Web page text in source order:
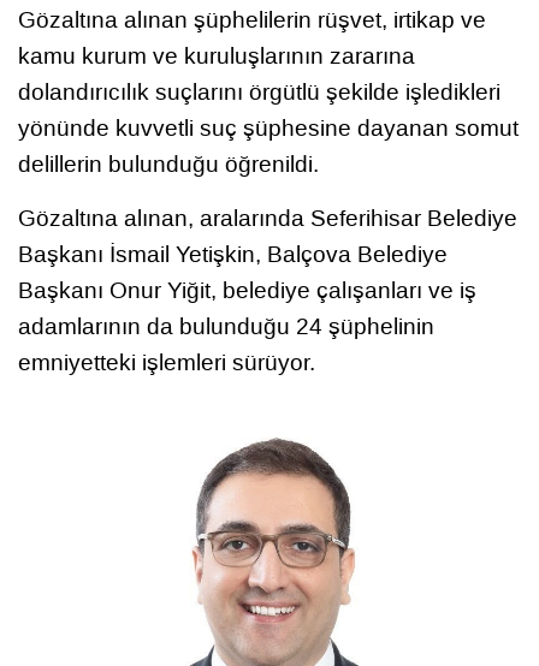
Gözaltına alınan şüphelilerin rüşvet, irtikap ve
kamu kurum ve kuruluşlarının zararına
dolandırıcılık suçlarını örgütlü şekilde işledikleri
yönünde kuvvetli suç şüphesine dayanan somut
delillerin bulunduğu öğrenildi.
Gözaltına alınan, aralarında Seferihisar Belediye
Başkanı İsmail Yetişkin, Balçova Belediye
Başkanı Onur Yiğit, belediye çalışanları ve iş
adamlarının da bulunduğu 24 şüphelinin
emniyetteki işlemleri sürüyor.